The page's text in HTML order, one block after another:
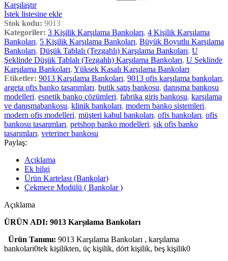
Karşılaştır
İstek listesine ekle
Stok kodu: 9013
Kategoriler: 3 Kişilik Karşılama Bankoları, 4 Kişilik Karşılama
Bankoları, 5 Kişilik Karşılama Bankoları, Büyük Boyutlu Karşılama
Bankoları, Düşük Tablalı (Tezgahlı) Karşılama Bankoları, U
Şeklinde Düşük Tablalı (Tezgahlı) Karşılama Bankoları, U Şeklinde
Karşılama Bankoları, Yüksek Kasalı Karşılama Bankoları
Etiketler: 9013 Karşılama Bankoları, 9013 ofis karşılama bankoları,
argeta ofis banko tasarımları, butik satış bankosu, danışma bankosu
modelleri, esnetik banko çözümleri, fabrika giriş bankosu, karşılama
ve danışmabankosu, klinik bankoları, modern banko sistemleri,
modern ofis modelleri, müşteri kabul bankoları, ofis bankoları, ofis
bankosu tasarımları, petshop banko modelleri, şık ofis banko
tasarımları, veteriner bankosu
Paylaş:
Açıklama
Ek bilgi
Ürün Kartelası (Bankolar)
Çekmece Modülü ( Bankolar )
Açıklama
ÜRÜN ADI: 9013 Karşılama Bankoları
Ürün Tanımı: 9013 Karşılama Bankoları , karşılama
bankoları0tek kişilikten, üç kişilik, dört kişilik, beş kişilik0